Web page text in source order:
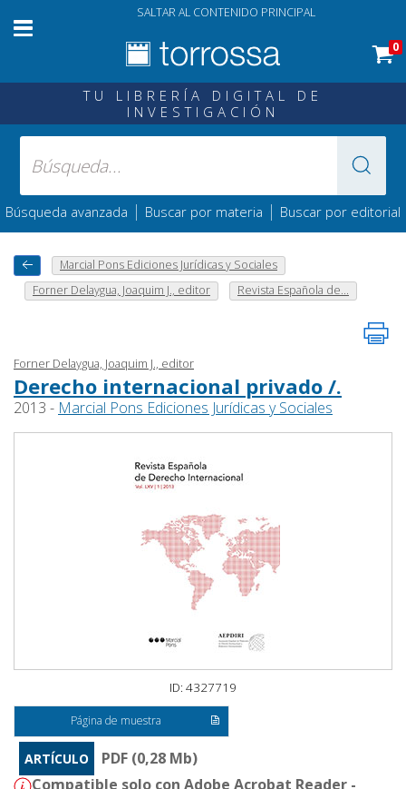
SALTAR AL CONTENIDO PRINCIPAL
0
TU LIBRERÍA DIGITAL DE
INVESTIGACIÓN
Búsqueda avanzada | Buscar por materia | Buscar por editorial
Marcial Pons Ediciones Jurídicas y Sociales
Forner Delaygua, Joaquim J., editor
Revista Española de...
Forner Delaygua, Joaquim J., editor
Derecho internacional privado /.
2013 - Marcial Pons Ediciones Jurídicas y Sociales
ID: 4327719
Página de muestra
ARTÍCULO
PDF (0,28 Mb)
Compatible solo con Adobe Acrobat Reader -